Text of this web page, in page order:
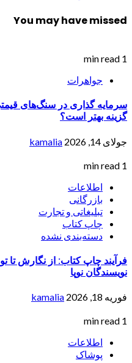
You may have missed
1 min read
جواهرات
سرمایه گذاری در سنگ‌های
گزینه بهتر است؟
جولای 14, 2026 kamalia
1 min read
اطلاعات
بازرگانی
تبلیغاتی و تجارت
چاپ کتاب
دسته‌بندی نشده
فرآیند چاپ کتاب: از نگارش تا
نویسندگان نوپا
فوریه 18, 2026 kamalia
1 min read
اطلاعات
پوشاک